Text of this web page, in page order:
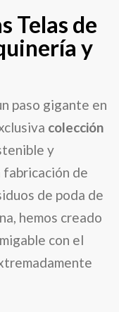
Telas de
y
paso gigante en
colección
y
de
de poda de
hemos creado
con el